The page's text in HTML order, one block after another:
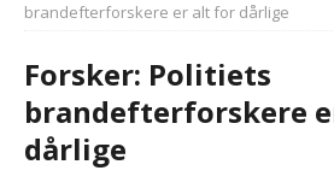
brandefterforskere er alt for dårlige
Forsker: Politiets
brandefterforskere
dårlige